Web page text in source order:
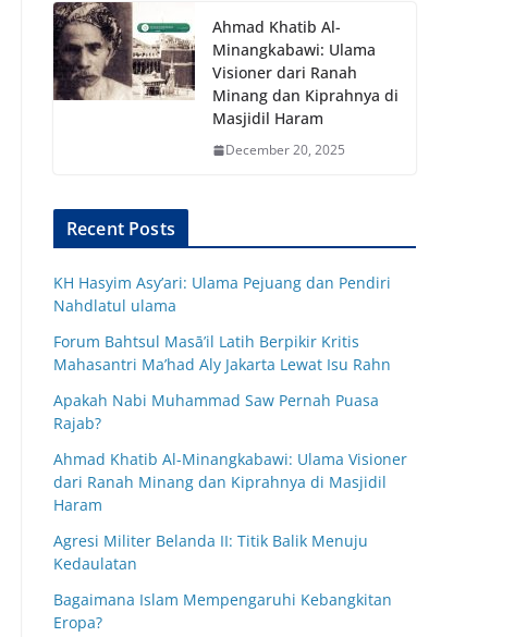
Ahmad Khatib Al-
Minangkabawi: Ulama
Visioner dari Ranah
Minang dan Kiprahnya di
Masjidil Haram
December 20, 2025
Recent Posts
KH Hasyim Asy’ari: Ulama Pejuang dan Pendiri
Nahdlatul ulama
Forum Bahtsul Masā’il Latih Berpikir Kritis
Mahasantri Ma’had Aly Jakarta Lewat Isu Rahn
Apakah Nabi Muhammad Saw Pernah Puasa
Rajab?
Ahmad Khatib Al-Minangkabawi: Ulama Visioner
dari Ranah Minang dan Kiprahnya di Masjidil
Haram
Agresi Militer Belanda II: Titik Balik Menuju
Kedaulatan
Bagaimana Islam Mempengaruhi Kebangkitan
Eropa?